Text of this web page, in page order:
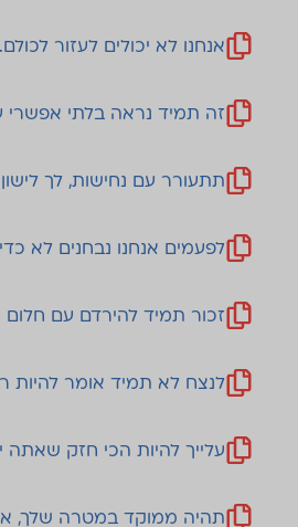
אנחנו לא יכולים לעזור
זה תמיד נראה בלתי אפשרי
תתעורר עם נחישות, לך
לפעמים אנחנו נבחנים לא
זכור תמיד להירדם עם
לנצח לא תמיד אומר להיות
עלייך להיות הכי חזק
תהיה ממוקד במטרה שלך,